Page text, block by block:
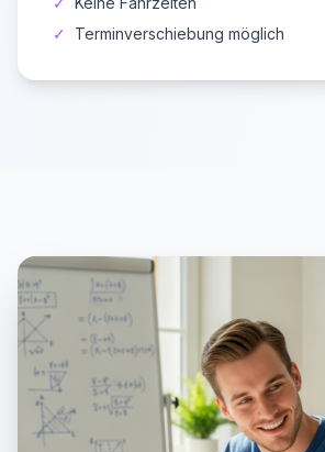
✓
Terminverschiebung möglich